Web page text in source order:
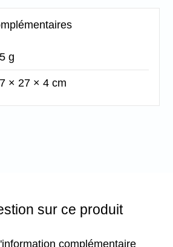
g
× 27 × 4 cm
sur ce produit
complémentaire